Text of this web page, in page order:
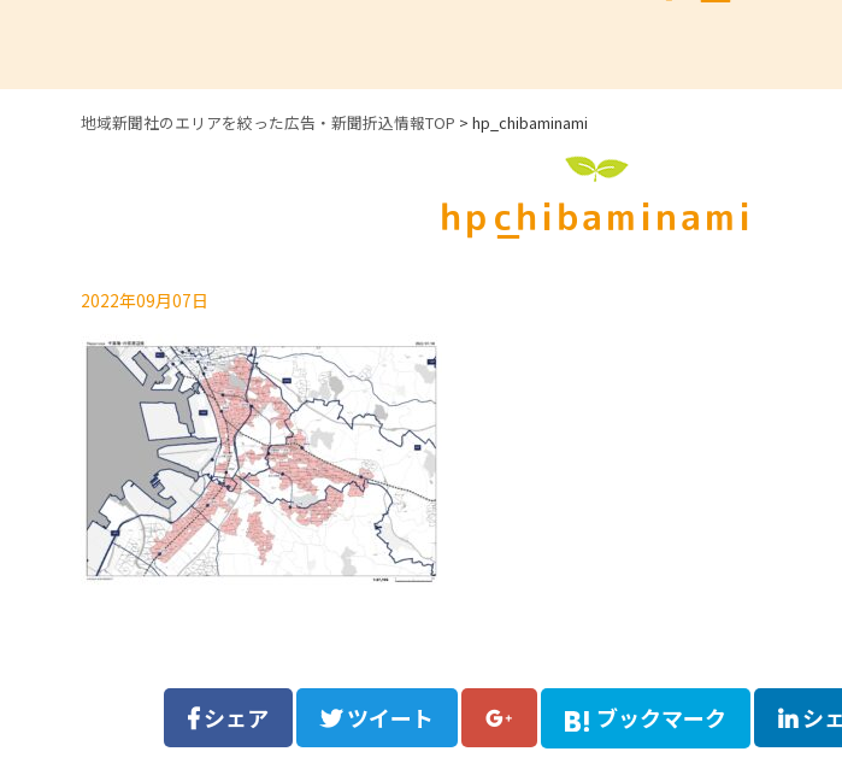
地域新聞社のエリアを絞った広告・新聞折込情報TOP >hp_chibaminami
hp_chibaminami
2022年09月07日
シェア ツイート ブックマーク シ